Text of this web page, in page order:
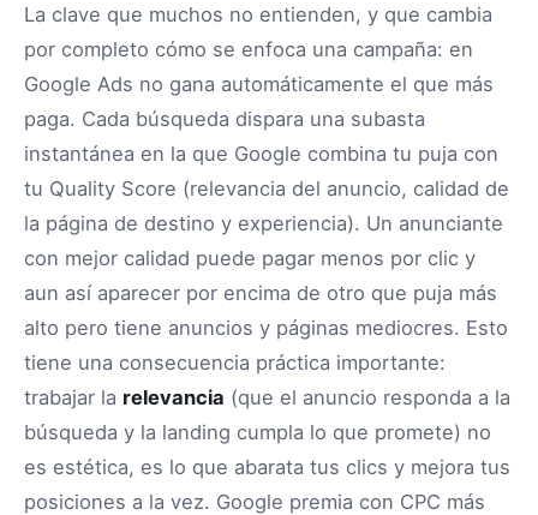
La clave que muchos no entienden, y que cambia
por completo cómo se enfoca una campaña: en
Google Ads no gana automáticamente el que más
paga. Cada búsqueda dispara una subasta
instantánea en la que Google combina tu puja con
tu Quality Score (relevancia del anuncio, calidad de
la página de destino y experiencia). Un anunciante
con mejor calidad puede pagar menos por clic y
aun así aparecer por encima de otro que puja más
alto pero tiene anuncios y páginas mediocres. Esto
tiene una consecuencia práctica importante:
trabajar la relevancia (que el anuncio responda a la
búsqueda y la landing cumpla lo que promete) no
es estética, es lo que abarata tus clics y mejora tus
posiciones a la vez. Google premia con CPC más